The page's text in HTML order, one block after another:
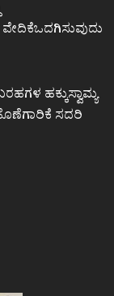
ಹಕ್ಕುಸ್ವಾಮ್ಯ
ಸದರಿ